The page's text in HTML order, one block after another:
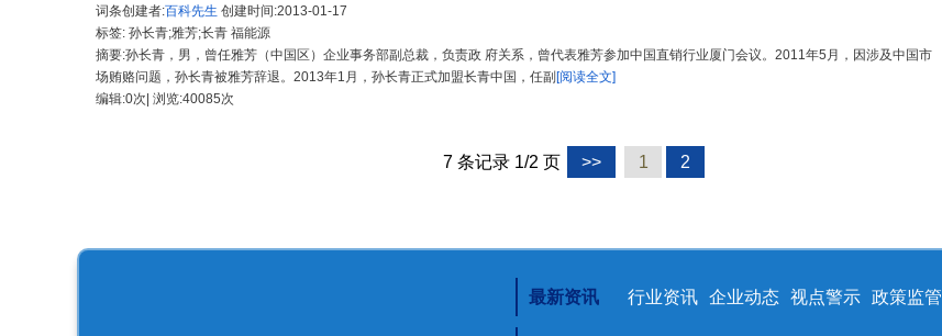
词条创建者:百科先生 创建时间:2013-01-17
标签: 孙长青;雅芳;长青 福能源
摘要:孙长青，男，曾任雅芳（中国区）企业事务部副总裁，负责政 府关系，曾代表雅芳参加中国直销行业厦门会议。2011年5月，因涉及中国市
场贿赂问题，孙长青被雅芳辞退。2013年1月，孙长青正式加盟长青中国，任副 [阅读全文]
编辑:0次| 浏览:40085次
7 条记录 1/2 页 >> 1 2
最新资讯 行业资讯 企业动态 视点警示 政策监管